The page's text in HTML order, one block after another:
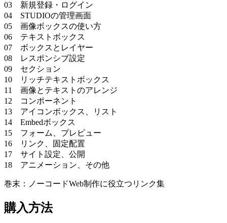
03 新規登録・ログイン
04 STUDIOの管理画面
05 画像ボックスの使い方
06 テキストボックス
07 ボックスとレイヤー
08 レスポンシブ設定
09 セクション
10 リッチテキストボックス
11 画像とテキストのアレンジ
12 コンポーネント
13 アイコンボックス、リスト
14 Embedボックス
15 フォーム、プレビュー
16 リンク、固定配置
17 サイト設定、公開
18 アニメーション、その他
巻末：ノーコードWeb制作に役立つリンク集
購入方法